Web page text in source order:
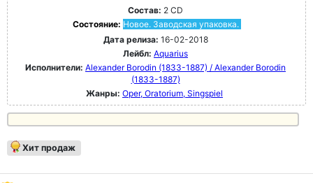
Состав: 2 CD
Состояние: Новое. Заводская упаковка.
Дата релиза: 16-02-2018
Лейбл: Aquarius
Исполнители: Alexander Borodin (1833-1887) / Alexander Borodin
(1833-1887)
Жанры: Oper, Oratorium, Singspiel
Хит продаж